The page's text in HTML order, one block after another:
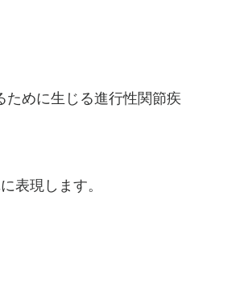
ために生じる進行性関節疾
表現します。